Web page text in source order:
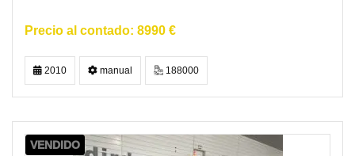
8990 €
2010 manual 188000
VENDIDO